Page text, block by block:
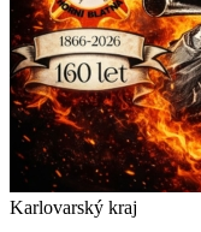
Karlovarský kraj